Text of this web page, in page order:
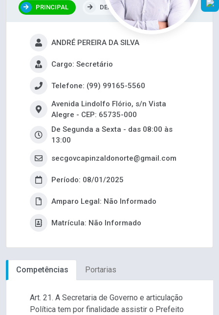
PRINCIPAL DEPARTAMENTOS
ANDRÉ PEREIRA DA SILVA
Cargo: Secretário
Telefone: (99) 99165-5560
Avenida Lindolfo Flório, s/n Vista
Alegre - CEP: 65735-000
De Segunda a Sexta - das 08:00 às
13:00
secgovcapinzaldonorte@gmail.com
Período: 08/01/2025
Amparo Legal: Não Informado
Matrícula: Não Informado
Competências Portarias
Art. 21. A Secretaria de Governo e articulação
Política tem por finalidade assistir o Prefeito